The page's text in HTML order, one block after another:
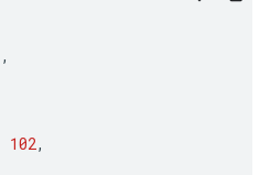
,
102,